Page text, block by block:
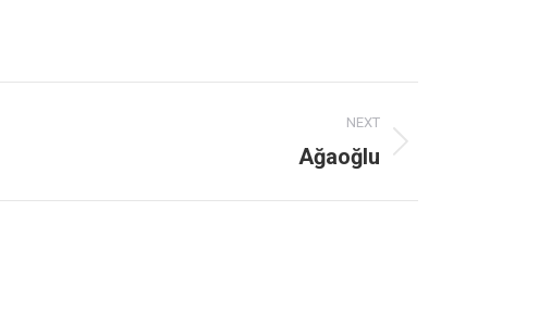
NEXT
Ağaoğlu